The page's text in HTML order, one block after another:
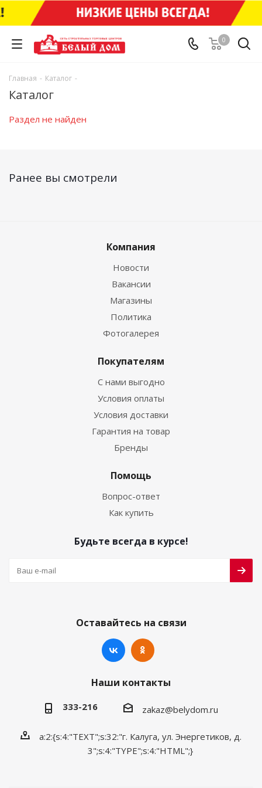
0
Главная - Каталог -
Каталог
Раздел не найден
Ранее вы смотрели
Компания
Новости
Вакансии
Магазины
Политика
Фотогалерея
Покупателям
С нами выгодно
Условия оплаты
Условия доставки
Гарантия на товар
Бренды
Помощь
Вопрос-ответ
Как купить
Будьте всегда в курсе!
Оставайтесь на связи
Наши контакты
333-216 zakaz@belydom.ru
a:2:{s:4:"TEXT";s:32:"г. Калуга, ул. Энергетиков, д.
3";s:4:"TYPE";s:4:"HTML";}